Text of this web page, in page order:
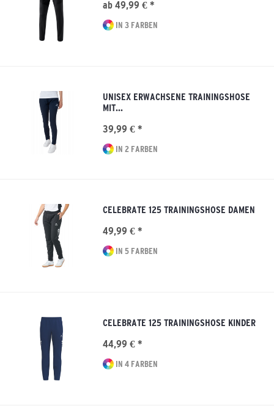
ab 49,99 € *
IN 3 FARBEN
UNISEX ERWACHSENE TRAININGSHOSE
MIT...
39,99 € *
IN 2 FARBEN
CELEBRATE 125 TRAININGSHOSE DAMEN
49,99 € *
IN 5 FARBEN
CELEBRATE 125 TRAININGSHOSE KINDER
44,99 € *
IN 4 FARBEN